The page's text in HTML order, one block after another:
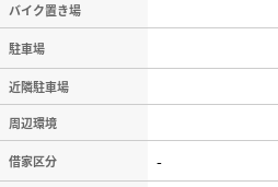
バイク置き場
駐車場
近隣駐車場
周辺環境
借家区分 -